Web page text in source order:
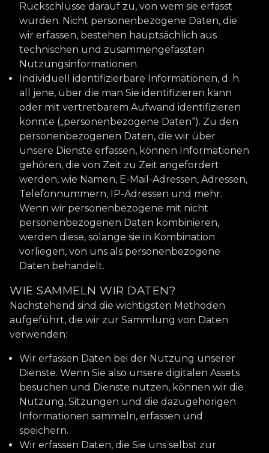
Rückschlüsse darauf zu, von wem sie erfasst
wurden. Nicht personenbezogene Daten, die
wir erfassen, bestehen hauptsächlich aus
technischen und zusammengefassten
Nutzungsinformationen.
Individuell identifizierbare Informationen, d. h.
all jene, über die man Sie identifizieren kann
oder mit vertretbarem Aufwand identifizieren
könnte („personenbezogene Daten“). Zu den
personenbezogenen Daten, die wir über
unsere Dienste erfassen, können Informationen
gehören, die von Zeit zu Zeit angefordert
werden, wie Namen, E-Mail-Adressen, Adressen,
Telefonnummern, IP-Adressen und mehr.
Wenn wir personenbezogene mit nicht
personenbezogenen Daten kombinieren,
werden diese, solange sie in Kombination
vorliegen, von uns als personenbezogene
Daten behandelt.
WIE SAMMELN WIR DATEN?
Nachstehend sind die wichtigsten Methoden
aufgeführt, die wir zur Sammlung von Daten
verwenden:
Wir erfassen Daten bei der Nutzung unserer
Dienste. Wenn Sie also unsere digitalen Assets
besuchen und Dienste nutzen, können wir die
Nutzung, Sitzungen und die dazugehörigen
Informationen sammeln, erfassen und
speichern.
Wir erfassen Daten, die Sie uns selbst zur